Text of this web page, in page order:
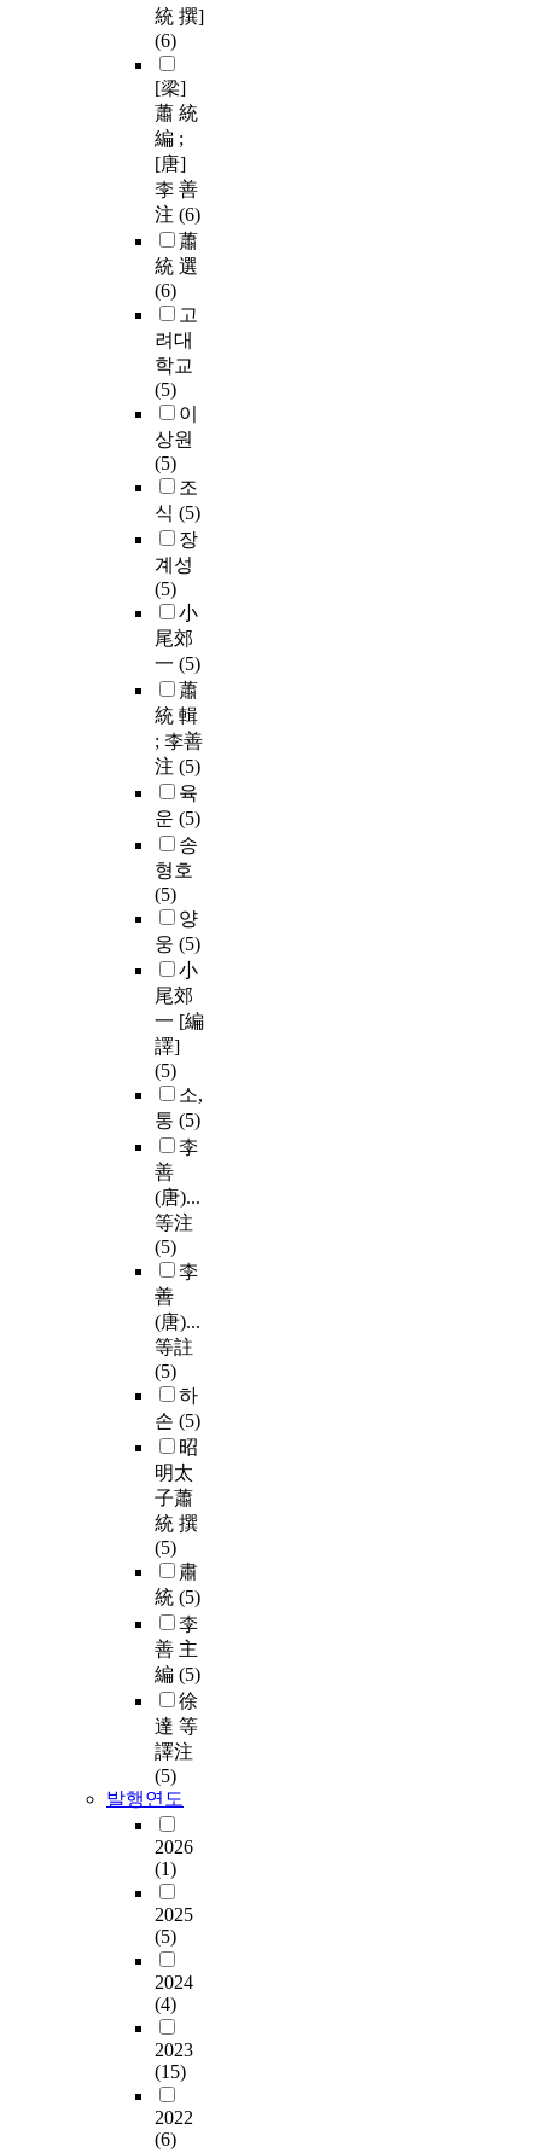
統 撰]
(6)
[梁]
蕭 統
編 ;
[唐]
李 善
注 (6)
蕭
統 選
(6)
고
려대
학교
(5)
이
상원
(5)
조
식 (5)
장
계성
(5)
小
尾郊
一 (5)
蕭
統 輯
; 李善
注 (5)
육
운 (5)
송
형호
(5)
양
웅 (5)
小
尾郊
一 [編
譯]
(5)
소,
통 (5)
李
善
(唐)...
等注
(5)
李
善
(唐)...
等註
(5)
하
손 (5)
昭
明太
子蕭
統 撰
(5)
肅
統 (5)
李
善 主
編 (5)
徐
達 等
譯注
(5)
발행연도
2026
(1)
2025
(5)
2024
(4)
2023
(15)
2022
(6)